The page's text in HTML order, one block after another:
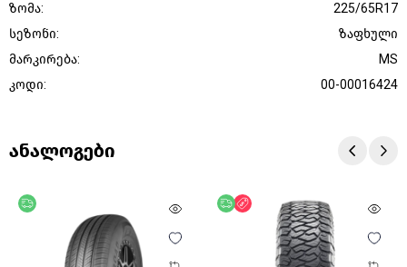
ზომა:
225/65R17
სეზონი:
ზაფხული
მარკირება:
MS
კოდი:
00-00016424
ანალოგები
უფასო მიწოდება
ფასდაკლება